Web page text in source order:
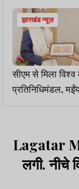
झारखंड न्यूज़
सीएम से मिला
प्रतिनिधिमंडल,
योजना की सराहना
Lagatar
लगी. नीचे